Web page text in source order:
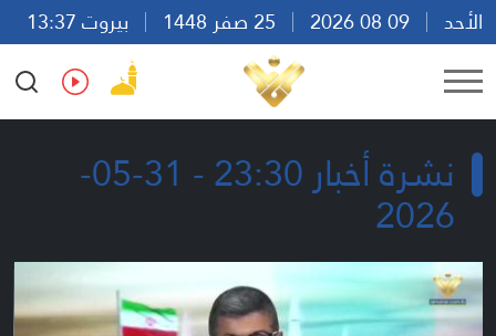
الأحد
بيروت 13:37
Ar
En Fr Es
نشرة أخبار 23:30 - 31-05-
2026